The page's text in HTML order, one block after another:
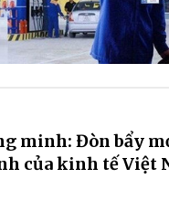
minh: Đòn bẩy
của kinh tế Việt